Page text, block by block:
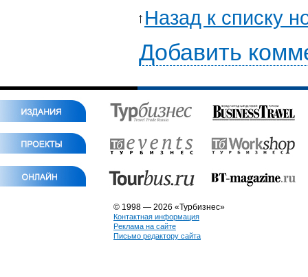
Назад к списку
Добавить
© 1998 — 2026 «Турбизнес»
Контактная информация
Реклама на сайте
Письмо редактору сайта